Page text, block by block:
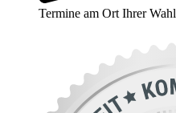
Termine am Ort Ihrer Wahl